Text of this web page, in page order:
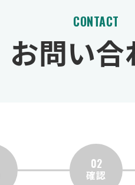
CONTACT
お問い合
02
確認